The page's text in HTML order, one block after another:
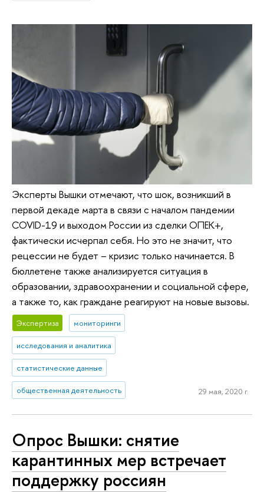
Эксперты Вышки отмечают, что шок, возникший в
первой декаде марта в связи с началом пандемии
COVID-19 и выходом России из сделки ОПЕК+,
фактически исчерпал себя. Но это не значит, что
рецессии не будет – кризис только начинается. В
бюллетене также анализируется ситуация в
образовании, здравоохранении и социальной сфере,
а также то, как граждане реагируют на новые вызовы.
Экспертиза мониторинги
исследования и аналитика
статистические данные
общественная деятельность 29 мая, 2020 г.
Опрос Вышки: снятие
карантинных мер встречает
поддержку россиян